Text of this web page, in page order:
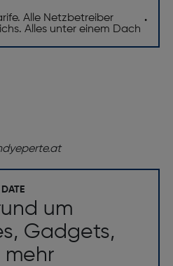
Alle Netzbetreiber
Alles unter einem Dach
.
um
Gadgets,
mehr